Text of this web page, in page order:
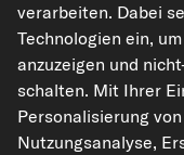
kfzteile24.de
carpardoo.dk
verarbeiten. Dabei
Technologien ein,
anzuzeigen und
schalten. Mit Ihrer
Personalisierung
Nutzungsanalyse,